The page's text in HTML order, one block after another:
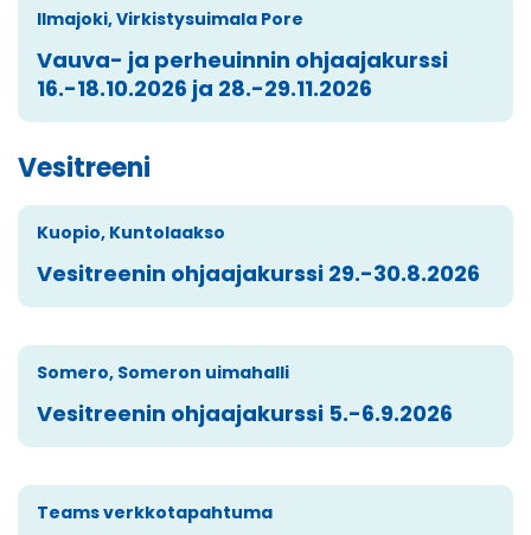
Ilmajoki, Virkistysuimala Pore
Vauva- ja perheuinnin ohjaajakurssi
16.-18.10.2026 ja 28.-29.11.2026
Vesitreeni
Kuopio, Kuntolaakso
Vesitreenin ohjaajakurssi 29.-30.8.2026
Somero, Someron uimahalli
Vesitreenin ohjaajakurssi 5.-6.9.2026
Teams verkkotapahtuma